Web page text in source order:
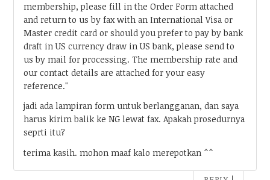
membership, please fill in the Order Form attached
and return to us by fax with an International Visa or
Master credit card or should you prefer to pay by bank
draft in US currency draw in US bank, please send to
us by mail for processing. The membership rate and
our contact details are attached for your easy
reference."
jadi ada lampiran form untuk berlangganan, dan saya
harus kirim balik ke NG lewat fax. Apakah prosedurnya
seprti itu?
terima kasih. mohon maaf kalo merepotkan ^^